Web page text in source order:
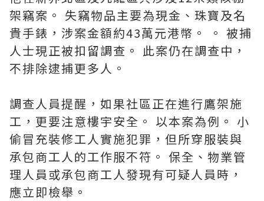
架竊案。 失竊物品主要為現金、珠寶及名
貴手錶，涉案金額約43萬元港幣。 。 被捕
人士現正被扣留調查。 此案仍在調查中，
不排除逮捕更多人。
調查人員提醒，如果社區正在進行鷹架施
工，更要注意樓宇安全。 以本案為例。 小
偷冒充裝修工人實施犯罪，但所穿服裝與
承包商工人的工作服不符。 保全、物業管
理人員或承包商工人發現有可疑人員時，
應立即檢舉。